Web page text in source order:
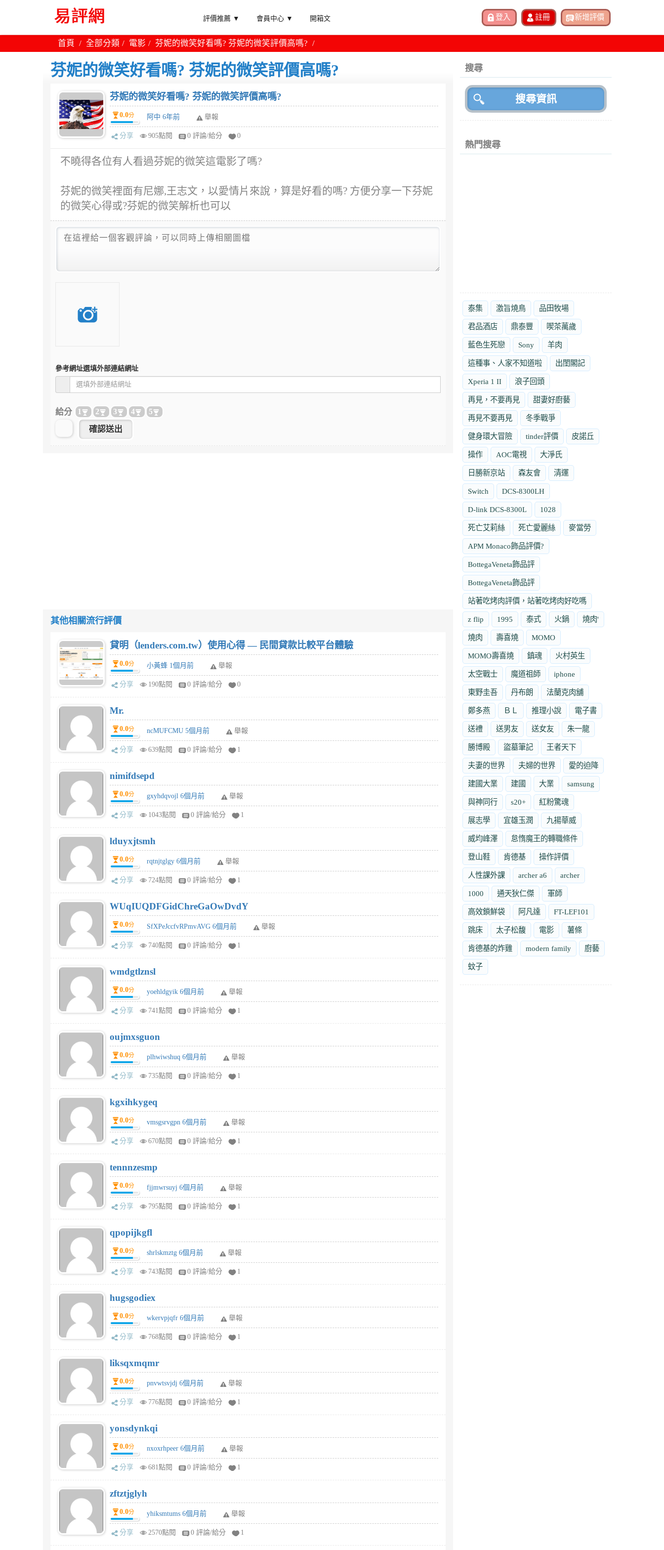
評價推薦 ▼ 會員中心 ▼ 開箱文
首頁 全部分類 電影 芬妮的微笑好看嗎? 芬妮的微笑評價高嗎?
芬妮的微笑好看嗎? 芬妮的微笑評價高嗎?
芬妮的微笑好看嗎? 芬妮的微笑評價高嗎?
0.0分 阿中 6年前 舉報
分享 905點閱 0 評論/給分 0
不曉得各位有人看過芬妮的微笑這電影了嗎?
芬妮的微笑裡面有尼娜,王志文，以愛情片來說，算是好看的嗎? 方便分享一下芬妮
的微笑心得或?芬妮的微笑解析也可以
參考網址選填外部連結網址
給分 1 2 3 4 5
其他相關流行評價
貸明（lenders.com.tw）使用心得 — 民間貸款比較平台體驗
0.0分 小黃蜂 1個月前 舉報
分享 190點閱 0 評論/給分 0
Mr.
0.0分 ncMUFCMU 5個月前 舉報
分享 639點閱 0 評論/給分 1
nimifdsepd
0.0分 gxyhdqvojl 6個月前 舉報
分享 1043點閱 0 評論/給分 1
lduyxjtsmh
0.0分 rqtnjtglgy 6個月前 舉報
分享 724點閱 0 評論/給分 1
WUqIUQDFGidChreGaOwDvdY
0.0分 SfXPeJccfvRPmvAVG 6個月前 舉報
分享 740點閱 0 評論/給分 1
wmdgtlznsl
0.0分 yoehldgyik 6個月前 舉報
分享 741點閱 0 評論/給分 1
oujmxsguon
0.0分 plhwiwshuq 6個月前 舉報
分享 735點閱 0 評論/給分 1
kgxihkygeq
0.0分 vmsgsrvgpn 6個月前 舉報
分享 670點閱 0 評論/給分 1
tennnzesmp
0.0分 fjjmwrsuyj 6個月前 舉報
分享 795點閱 0 評論/給分 1
qpopijkgfl
0.0分 shrlskmztg 6個月前 舉報
分享 743點閱 0 評論/給分 1
hugsgodiex
0.0分 wkervpjqfr 6個月前 舉報
分享 768點閱 0 評論/給分 1
liksqxmqmr
0.0分 pnvwtsvjdj 6個月前 舉報
分享 776點閱 0 評論/給分 1
yonsdynkqi
0.0分 nxoxrhpeer 6個月前 舉報
分享 681點閱 0 評論/給分 1
zftztjglyh
0.0分 yhiksmtums 6個月前 舉報
分享 2570點閱 0 評論/給分 1
搜尋
熱門搜尋
泰集 激旨燒鳥 品田牧場
君品酒店 鼎泰豐 喫茶萬歲
藍色生死戀 Sony 羊肉
這種事、人家不知道啦 出閨閣記
Xperia 1 II 浪子回頭
再見，不要再見 甜妻好廚藝
再見不要再見 冬季戰爭
健身環大冒險 tinder評價 皮諾丘
操作 AOC電視 大淨氏
日勝新京站 森友會 清運
Switch DCS-8300LH
D-link DCS-8300L 1028
死亡艾莉絲 死亡愛麗絲 麥當勞
APM Monaco飾品評價?
BottegaVeneta飾品評
BottegaVeneta飾品評
站著吃烤肉評價，站著吃烤肉好吃嗎
z flip 1995 泰式 火鍋 燒肉'
燒肉 壽喜燒 MOMO
MOMO壽喜燒 鎮魂 火村英生
太空戰士 魔道祖師 iphone
東野圭吾 丹布朗 法蘭克肉舖
鄭多燕 ＢＬ 推理小說 電子書
送禮 送男友 送女友 朱一龍
勝博殿 盜墓筆記 王者天下
夫妻的世界 夫婦的世界 愛的迫降
建國大業 建國 大業 samsung
與神同行 s20+ 紅粉驚魂
展志學 宜雄玉潤 九揚華威
威均峰澤 怠惰魔王的轉職條件
登山鞋 肯德基 操作評價
人性課外課 archer a6 archer
1000 通天狄仁傑 軍師
高效鎖鮮袋 阿凡達 FT-LEF101
跳床 太子松馥 電影 薯條
肯德基的炸雞 modern family 廚藝
蚊子